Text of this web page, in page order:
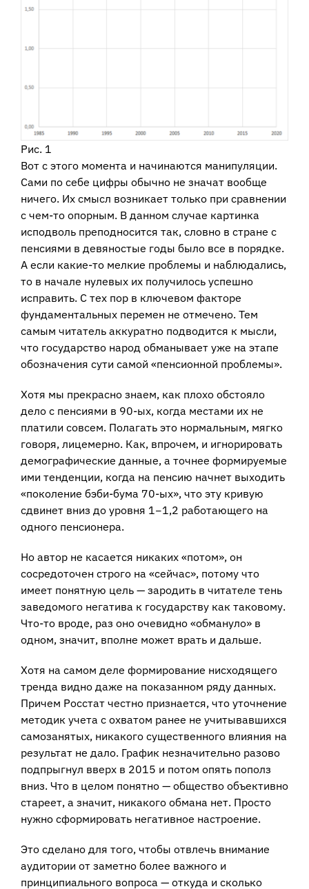
Рис. 1
Вот с этого момента и начинаются манипуляции.
Сами по себе цифры обычно не значат вообще
ничего. Их смысл возникает только при сравнении
с чем-то опорным. В данном случае картинка
исподволь преподносится так, словно в стране с
пенсиями в девяностые годы было все в порядке.
А если какие-то мелкие проблемы и наблюдались,
то в начале нулевых их получилось успешно
исправить. С тех пор в ключевом факторе
фундаментальных перемен не отмечено. Тем
самым читатель аккуратно подводится к мысли,
что государство народ обманывает уже на этапе
обозначения сути самой «пенсионной проблемы».
Хотя мы прекрасно знаем, как плохо обстояло
дело с пенсиями в 90-ых, когда местами их не
платили совсем. Полагать это нормальным, мягко
говоря, лицемерно. Как, впрочем, и игнорировать
демографические данные, а точнее формируемые
ими тенденции, когда на пенсию начнет выходить
«поколение бэби-бума 70-ых», что эту кривую
сдвинет вниз до уровня 1−1,2 работающего на
одного пенсионера.
Но автор не касается никаких «потом», он
сосредоточен строго на «сейчас», потому что
имеет понятную цель — зародить в читателе тень
заведомого негатива к государству как таковому.
Что-то вроде, раз оно очевидно «обмануло» в
одном, значит, вполне может врать и дальше.
Хотя на самом деле формирование нисходящего
тренда видно даже на показанном ряду данных.
Причем Росстат честно признается, что уточнение
методик учета с охватом ранее не учитывавшихся
самозанятых, никакого существенного влияния на
результат не дало. График незначительно разово
подпрыгнул вверх в 2015 и потом опять пополз
вниз. Что в целом понятно — общество объективно
стареет, а значит, никакого обмана нет. Просто
нужно сформировать негативное настроение.
Это сделано для того, чтобы отвлечь внимание
аудитории от заметно более важного и
принципиального вопроса — откуда и сколько